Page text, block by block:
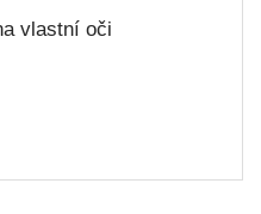
vlastní oči